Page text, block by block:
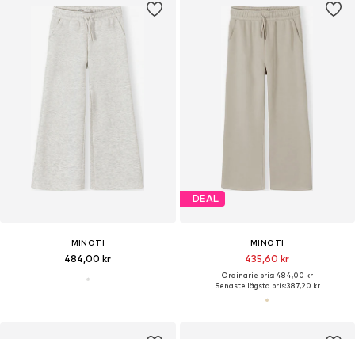
MINOTI
484,00 kr
DEAL
MINOTI
435,60 kr
Ordinarie pris: 484,00 kr
Senaste lägsta pris:387,20 kr